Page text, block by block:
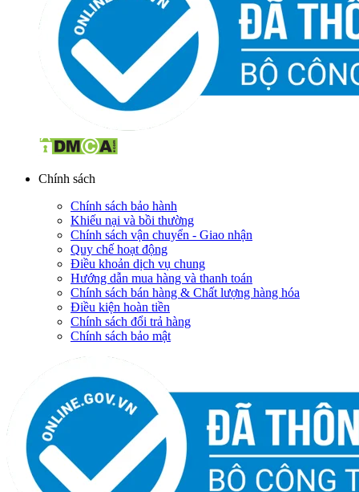
Chính sách
Chính sách bảo hành
Khiếu nại và bồi thường
Chính sách vận chuyển - Giao nhận
Quy chế hoạt động
Điều khoản dịch vụ chung
Hướng dẫn mua hàng và thanh toán
Chính sách bán hàng & Chất lượng hàng hóa
Điều kiện hoàn tiền
Chính sách đổi trả hàng
Chính sách bảo mật